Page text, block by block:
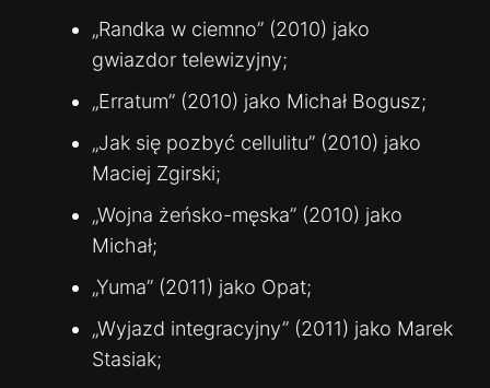
„Randka w ciemno” (2010) jako
gwiazdor telewizyjny;
„Erratum” (2010) jako Michał Bogusz;
„Jak się pozbyć cellulitu” (2010) jako
Maciej Zgirski;
„Wojna żeńsko-męska” (2010) jako
Michał;
„Yuma” (2011) jako Opat;
„Wyjazd integracyjny” (2011) jako Marek
Stasiak;